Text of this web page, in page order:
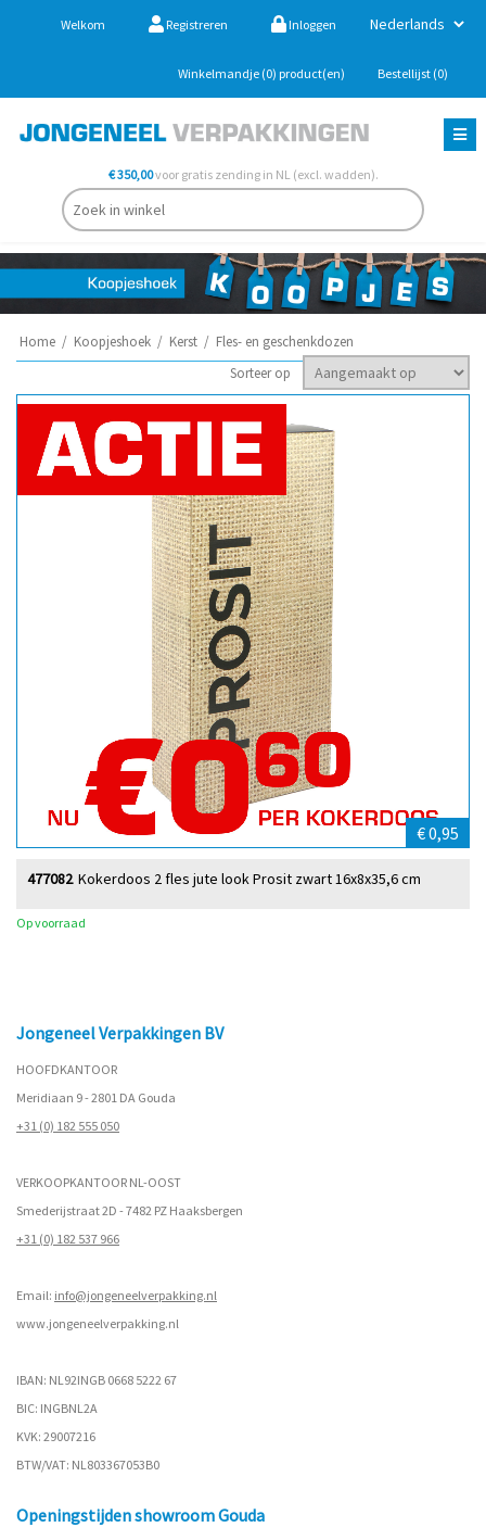
Welkom Registreren Inloggen
Winkelmandje (0) product(en) Bestellijst (0)
€ 350,00voor gratis zending in NL (excl. wadden).
Home / Koopjeshoek / Kerst / Fles- en geschenkdozen
Sorteer op
€ 0,95
Kokerdoos 2 fles jute look Prosit zwart 16x8x35,6 cm
477082
Op voorraad
Jongeneel Verpakkingen BV
HOOFDKANTOOR
Meridiaan 9 - 2801 DA Gouda
+31 (0) 182 555 050
VERKOOPKANTOOR NL-OOST
Smederijstraat 2D - 7482 PZ Haaksbergen
+31 (0) 182 537 966
Email: info@jongeneelverpakking.nl
www.jongeneelverpakking.nl
IBAN: NL92INGB 0668 5222 67
BIC: INGBNL2A
KVK: 29007216
BTW/VAT: NL803367053B0
Openingstijden showroom Gouda